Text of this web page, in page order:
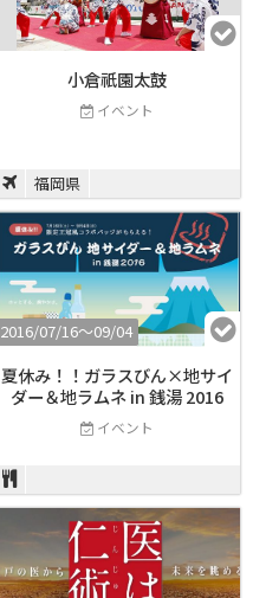
小倉祇園太鼓
イベント
福岡県
2016/07/16〜09/04
夏休み！！ガラスびん×地サイ
ダー＆地ラムネ in 銭湯 2016
イベント